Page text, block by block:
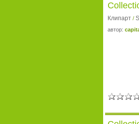
Клипарт /
автор: